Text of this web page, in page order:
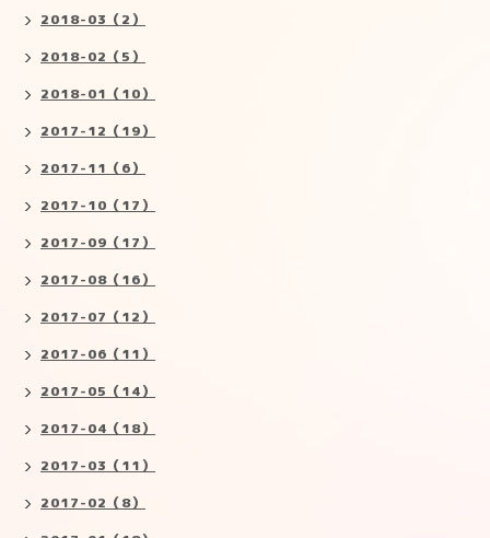
2018-03（2）
2018-02（5）
2018-01（10）
2017-12（19）
2017-11（6）
2017-10（17）
2017-09（17）
2017-08（16）
2017-07（12）
2017-06（11）
2017-05（14）
2017-04（18）
2017-03（11）
2017-02（8）